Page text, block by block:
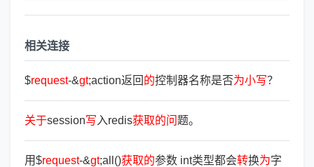
相关连接
$request-&gt;action返回 的控制器名称是否为小写？
关于session写 入redis获取的问题。
用$request-&gt;all()获取的参数 int类型都会转换为字